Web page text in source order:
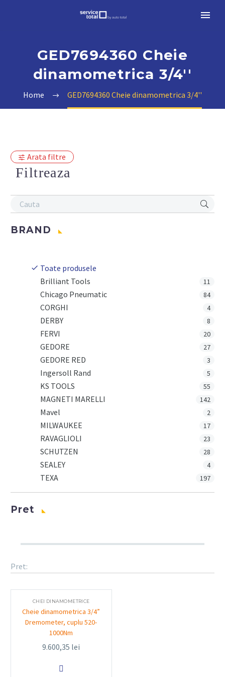
GED7694360 Cheie
dinamometrica 3/4''
Home GED7694360 Cheie dinamometrica 3/4''
Arata filtre
Filtreaza
BRAND
Toate produsele
Brilliant Tools
11
Chicago Pneumatic 84
CORGHI 4
DERBY 8
FERVI 20
GEDORE 27
GEDORE RED 3
Ingersoll Rand 5
KS TOOLS 55
MAGNETI MARELLI 142
Mavel 2
MILWAUKEE 17
RAVAGLIOLI 23
SCHUTZEN 28
SEALEY 4
TEXA 197
Pret
Pret:
CHEI DINAMOMETRICE
Cheie dinamometrica 3/4”
Dremometer, cuplu 520-
1000Nm
9.600,35 lei
